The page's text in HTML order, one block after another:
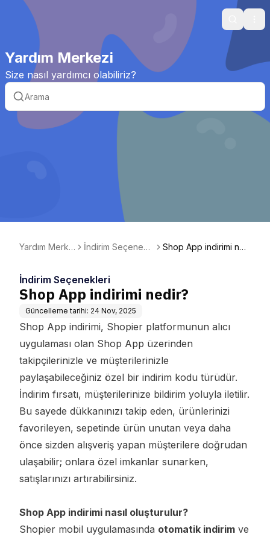
Search
Yardım Merkezi
Size nasıl yardımcı olabiliriz?
Yardım Merke
İndirim Seçenekl
Shop App indirimi ned
İndirim Seçenekleri
Shop App indirimi nedir?
Güncelleme tarihi: 24 Nov, 2025
Shop App indirimi, Shopier platformunun alıcı
uygulaması olan Shop App üzerinden
takipçilerinizle ve müşterilerinizle
paylaşabileceğiniz özel bir indirim kodu türüdür.
İndirim fırsatı, müşterilerinize bildirim yoluyla iletilir.
Bu sayede dükkanınızı takip eden, ürünlerinizi
favorileyen, sepetinde ürün unutan veya daha
önce sizden alışveriş yapan müşterilere doğrudan
ulaşabilir; onlara özel imkanlar sunarken,
satışlarınızı artırabilirsiniz.
Shop App indirimi nasıl oluşturulur?
Shopier mobil uygulamasında otomatik indirim ve